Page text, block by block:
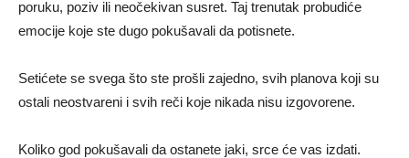
poruku, poziv ili neočekivan susret. Taj trenutak probudiće
emocije koje ste dugo pokušavali da potisnete.
Setićete se svega što ste prošli zajedno, svih planova koji su
ostali neostvareni i svih reči koje nikada nisu izgovorene.
Koliko god pokušavali da ostanete jaki, srce će vas izdati.